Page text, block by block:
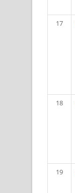
17
18
19